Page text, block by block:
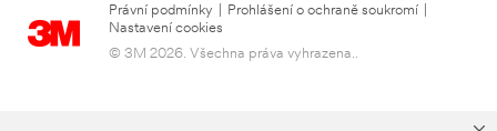
Právní podmínky Prohlášení o ochraně soukromí
Nastavení cookies
© 3M 2026. Všechna práva vyhrazena..